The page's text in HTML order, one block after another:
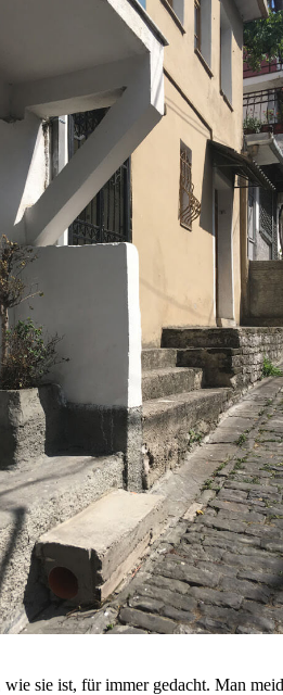
sie ist, für immer gedacht. Man